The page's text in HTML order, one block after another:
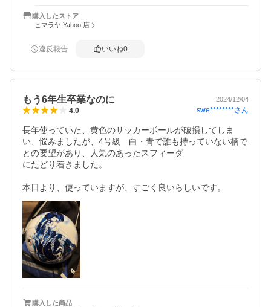
購入したストア
ヒマラヤ Yahoo!店
違反報告 いいね0
もう6年生卒業なのに 2024/12/04
4.0 swe********さん
長年使っていた、黄色のサッカーボールが破損してしま
い、悩みましたが、4号級　白・青で誰も持っていない柄で
との要望があり、人気のあったスフィーダ
にたどり着きました。
本日より、使っていますが、すごく良いらしいです。
購入した商品